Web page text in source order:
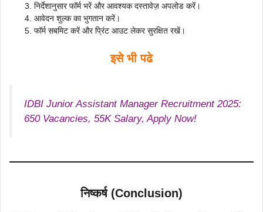
निर्देशानुसार फॉर्म भरें और आवश्यक दस्तावेज़ अपलोड करें।
आवेदन शुल्क का भुगतान करें।
फॉर्म सबमिट करें और प्रिंट आउट लेकर सुरक्षित रखें।
इसे भी पढे
IDBI Junior Assistant Manager Recruitment 2025:
650 Vacancies, 55K Salary, Apply Now!
निष्कर्ष (Conclusion)